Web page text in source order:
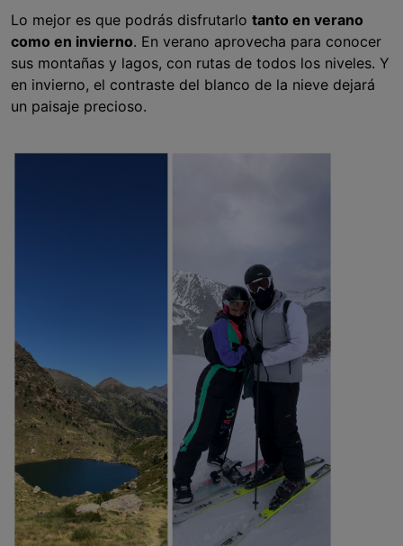
Lo mejor es que podrás disfrutarlo tanto en verano
como en invierno. En verano aprovecha para conocer
sus montañas y lagos, con rutas de todos los niveles. Y
en invierno, el contraste del blanco de la nieve dejará
un paisaje precioso.